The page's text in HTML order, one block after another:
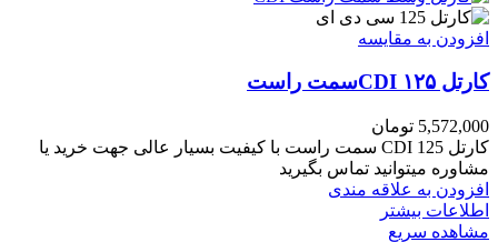
افزودن به مقایسه
کارتل ۱۲۵ CDIسمت راست
5,572,000 تومان
کارتل 125 CDI سمت راست با کیفیت بسیار عالی جهت خرید یا
مشاوره میتوانید تماس بگیرید
افزودن به علاقه مندی
اطلاعات بیشتر
مشاهده سریع